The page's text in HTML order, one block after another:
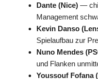
Dante (Nice) —
Management
Kevin Danso
Spielaufbau zur
Nuno Mendes
und Flanken
Youssouf Fofana